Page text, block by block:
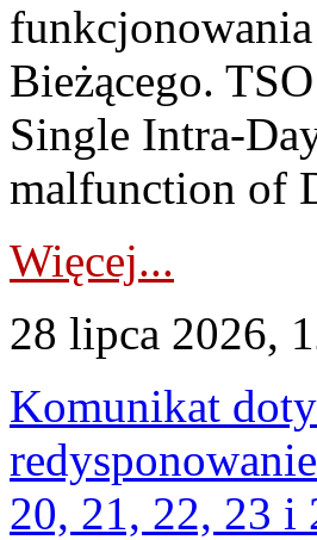
Bieżącego.
Single Intra-
malfunction of
Więcej...
28 lipca 2026,
Komunikat
20, 21, 22, 23 i